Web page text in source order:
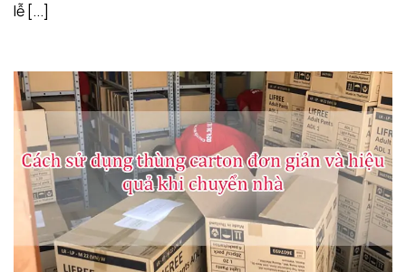
lễ [...]